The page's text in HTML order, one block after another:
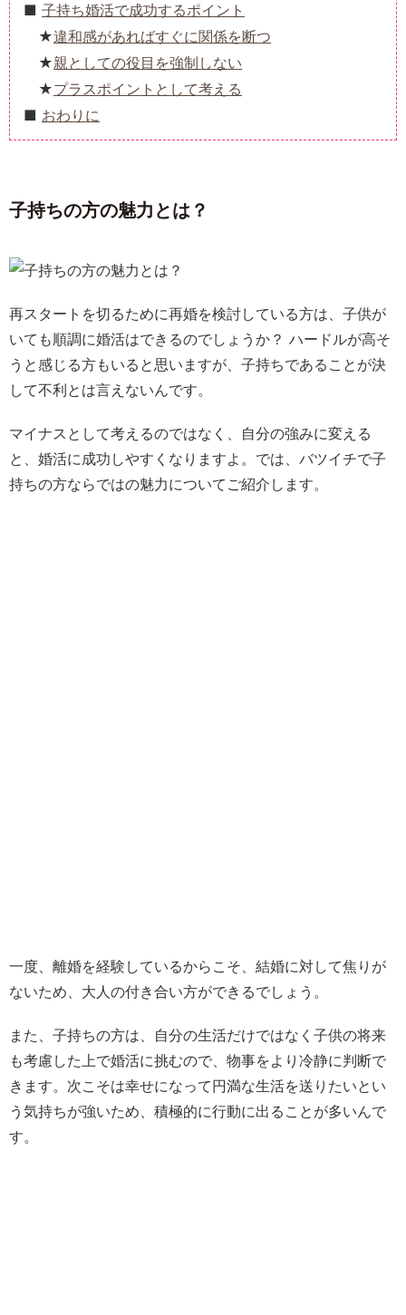
子持ち婚活で成功するポイント
違和感があればすぐに関係を断つ
親としての役目を強制しない
プラスポイントとして考える
おわりに
子持ちの方の魅力とは？
再スタートを切るために再婚を検討している方は、子供が
いても順調に婚活はできるのでしょうか？ ハードルが高そ
うと感じる方もいると思いますが、子持ちであることが決
して不利とは言えないんです。
マイナスとして考えるのではなく、自分の強みに変える
と、婚活に成功しやすくなりますよ。では、バツイチで子
持ちの方ならではの魅力についてご紹介します。
一度、離婚を経験しているからこそ、結婚に対して焦りが
ないため、大人の付き合い方ができるでしょう。
また、子持ちの方は、自分の生活だけではなく子供の将来
も考慮した上で婚活に挑むので、物事をより冷静に判断で
きます。次こそは幸せになって円満な生活を送りたいとい
う気持ちが強いため、積極的に行動に出ることが多いんで
す。